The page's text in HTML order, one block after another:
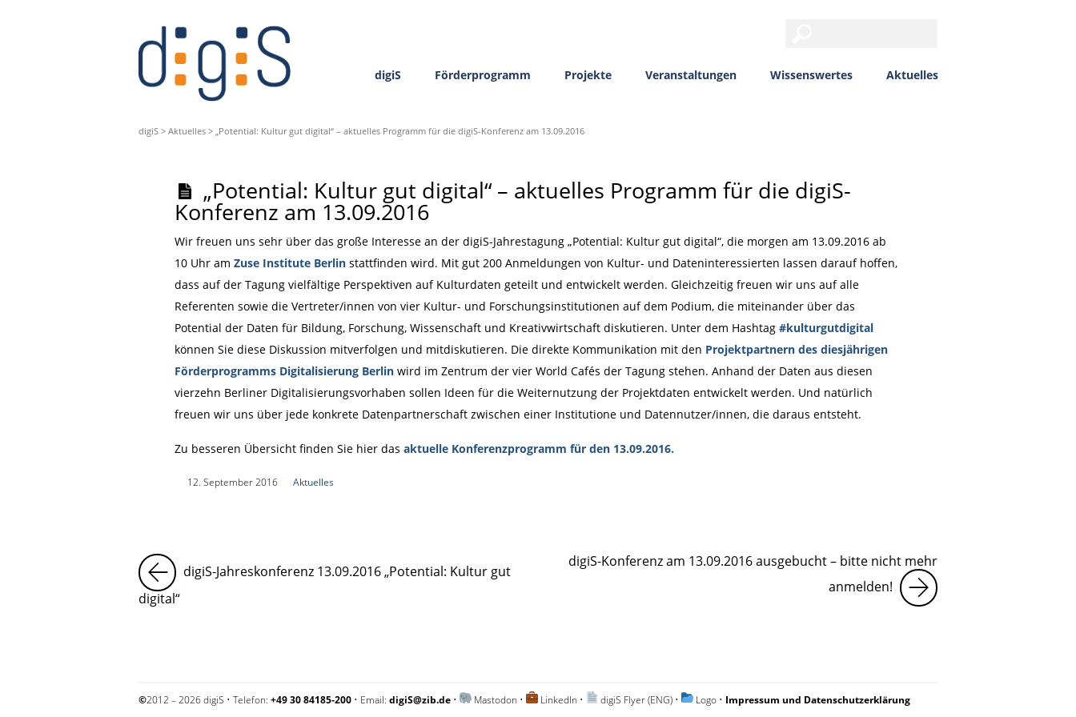
digiS Förderprogramm Projekte Veranstaltungen Wissenswertes Aktuelles
digiS > Aktuelles > „Potential: Kultur gut digital“ – aktuelles Programm für die digiS-Konferenz am 13.09.2016
„Potential: Kultur gut digital“ – aktuelles Programm für die digiS-
Konferenz am 13.09.2016
Wir freuen uns sehr über das große Interesse an der digiS-Jahrestagung „Potential: Kultur gut digital“, die morgen am 13.09.2016 ab
10 Uhr am Zuse Institute Berlinstattfinden wird. Mit gut 200 Anmeldungen von Kultur- und Dateninteressierten lassen darauf hoffen,
dass auf der Tagung vielfältige Perspektiven auf Kulturdaten geteilt und entwickelt werden. Gleichzeitig freuen wir uns auf alle
Referenten sowie die Vertreter/innen von vier Kultur- und Forschungsinstitutionen auf dem Podium, die miteinander über das
Potential der Daten für Bildung, Forschung, Wissenschaft und Kreativwirtschaft diskutieren. Unter dem Hashtag #kulturgutdigital
können Sie diese Diskussion mitverfolgen und mitdiskutieren. Die direkte Kommunikation mit den Projektpartnern des diesjährigen
Förderprogramms Digitalisierung Berlinwird im Zentrum der vier World Cafés der Tagung stehen. Anhand der Daten aus diesen
vierzehn Berliner Digitalisierungsvorhaben sollen Ideen für die Weiternutzung der Projektdaten entwickelt werden. Und natürlich
freuen wir uns über jede konkrete Datenpartnerschaft zwischen einer Institutione und Datennutzer/innen, die daraus entsteht.
Zu besseren Übersicht finden Sie hier das aktuelle Konferenzprogramm für den 13.09.2016.
12. September 2016 Aktuelles
digiS-Jahreskonferenz 13.09.2016 „Potential: Kultur gut
digital“
digiS-Konferenz am 13.09.2016 ausgebucht – bitte nicht mehr
anmelden!
©2012 – 2026 digiS • Telefon: +49 30 84185-200 • Email: digiS@zib.de • Mastodon • LinkedIn • digiS Flyer (ENG) • Logo • Impressum und Datenschutzerklärung